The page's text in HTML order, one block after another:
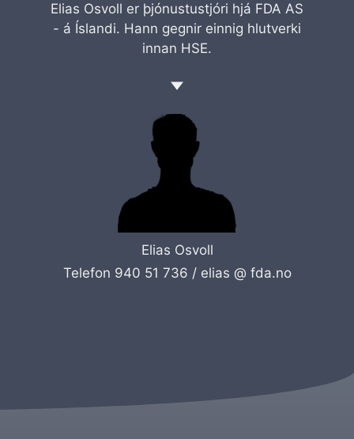
Elias Osvoll er þjónustustjóri hjá FDA AS
- á Íslandi. Hann gegnir einnig hlutverki
innan HSE.
Elias Osvoll
Telefon 940 51 736 /elias @ fda.no